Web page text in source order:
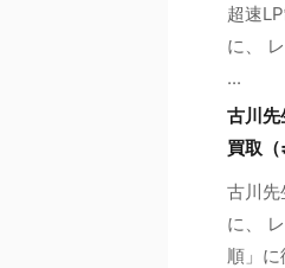
超速
に、
...
古川
買取（
古川先
に、
順」